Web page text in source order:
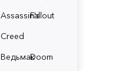
Assassin's
Creed
Fallout
ВедьмакDoom